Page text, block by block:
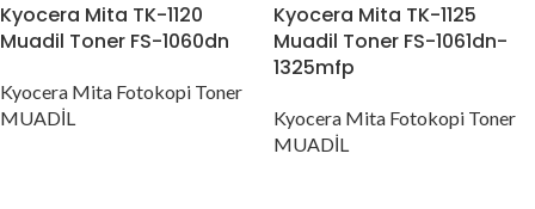
Kyocera Mita TK-1120
Muadil Toner FS-1060dn
Kyocera Mita Fotokopi Toner
MUADİL
Kyocera Mita TK-1125
Muadil Toner FS-1061dn-
1325mfp
Kyocera Mita Fotokopi Toner
MUADİL